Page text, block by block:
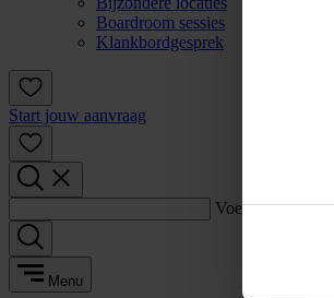
Boardroom sessies
Klankbordgesprek
Start jouw aanvraag
Voer een
Menu